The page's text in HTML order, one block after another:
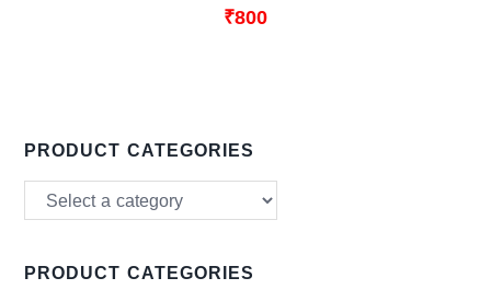
₹800
PRODUCT CATEGORIES
PRODUCT CATEGORIES